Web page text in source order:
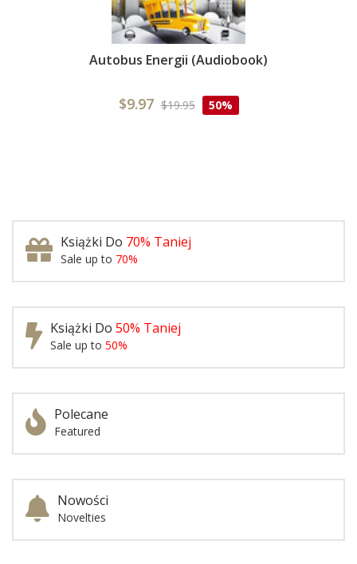
Autobus Energii (Audiobook)
$9.97 $19.95 50%
Książki Do 70% Taniej
Sale up to 70%
Książki Do 50% Taniej
Sale up to 50%
Polecane
Featured
Nowości
Novelties